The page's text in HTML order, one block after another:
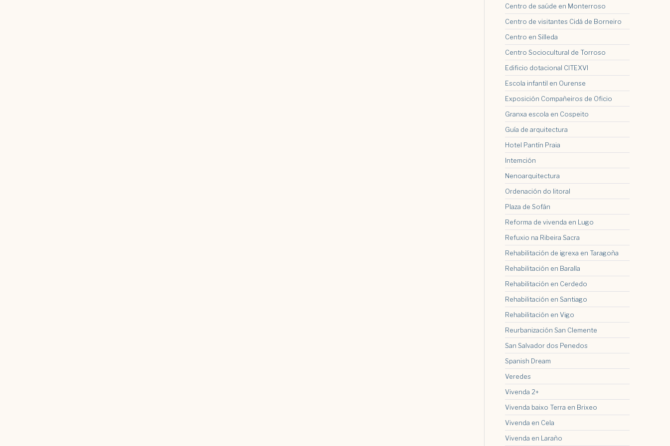
Centro de saúde en Monterroso
Centro de visitantes Cidá de Borneiro
Centro en Silleda
Centro Sociocultural de Torroso
Edificio dotacional CITEXVI
Escola infantil en Ourense
Exposición Compañeiros de Oficio
Granxa escola en Cospeito
Guía de arquitectura
Hotel Pantín Praia
Intemción
Nenoarquitectura
Ordenación do litoral
Plaza de Sofán
Reforma de vivenda en Lugo
Refuxio na Ribeira Sacra
Rehabilitación de igrexa en Taragoña
Rehabilitación en Baralla
Rehabilitación en Cerdedo
Rehabilitación en Santiago
Rehabilitación en Vigo
Reurbanización San Clemente
San Salvador dos Penedos
Spanish Dream
Veredes
Vivenda 2+
Vivenda baixo Terra en Brixeo
Vivenda en Cela
Vivenda en Laraño